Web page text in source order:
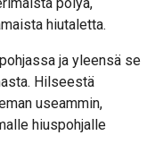
hiutaletta.
ja yleensä se
Hilseestä
useammin,
hiuspohjalle